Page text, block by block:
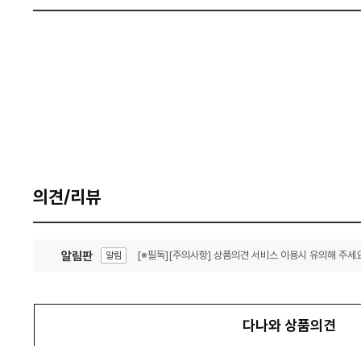
의견/리뷰
알림판 알림 [※필독][주의사항] 상품의견 서비스 이용시 유의해 주세
다나와 상품의견